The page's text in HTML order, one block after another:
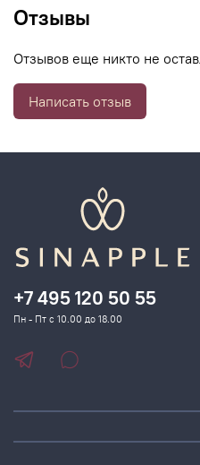
Масла ши, сладкого
стимулируют регенерацию,
Комплекс MÉSOLIFT
восстановительные
Отзывы
Отзывов еще никто не
Написать отзыв
+7 495 120 50 55
Пн - Пт с 10.00 до 18.00